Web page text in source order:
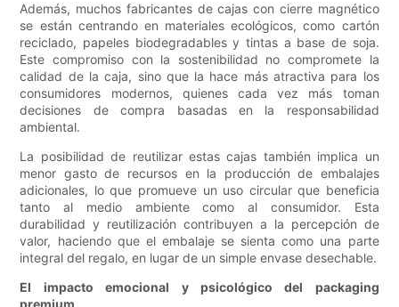
Además, muchos fabricantes de cajas con cierre magnético
se están centrando en materiales ecológicos, como cartón
reciclado, papeles biodegradables y tintas a base de soja.
Este compromiso con la sostenibilidad no compromete la
calidad de la caja, sino que la hace más atractiva para los
consumidores modernos, quienes cada vez más toman
decisiones de compra basadas en la responsabilidad
ambiental.
La posibilidad de reutilizar estas cajas también implica un
menor gasto de recursos en la producción de embalajes
adicionales, lo que promueve un uso circular que beneficia
tanto al medio ambiente como al consumidor. Esta
durabilidad y reutilización contribuyen a la percepción de
valor, haciendo que el embalaje se sienta como una parte
integral del regalo, en lugar de un simple envase desechable.
El impacto emocional y psicológico del packaging